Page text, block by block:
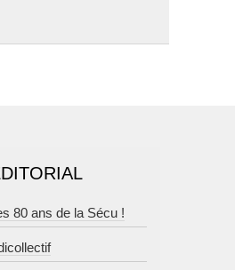
80 ans de la Sécu !